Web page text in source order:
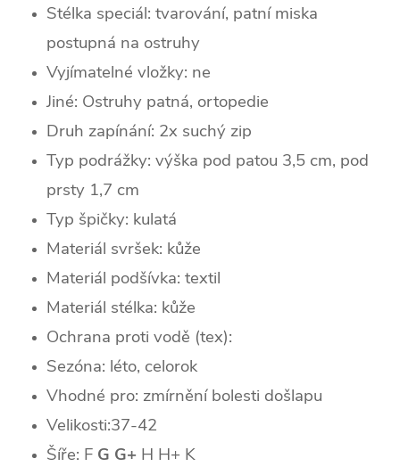
Stélka speciál: tvarování, patní miska
postupná na ostruhy
Vyjímatelné vložky: ne
Jiné: Ostruhy patná, ortopedie
Druh zapínání: 2x suchý zip
Typ podrážky: výška pod patou 3,5 cm, pod
prsty 1,7 cm
Typ špičky: kulatá
Materiál svršek: kůže
Materiál podšívka: textil
Materiál stélka: kůže
Ochrana proti vodě (tex):
Sezóna: léto, celorok
Vhodné pro: zmírnění bolesti došlapu
Velikosti:37-42
Šíře: F G G+ H H+ K